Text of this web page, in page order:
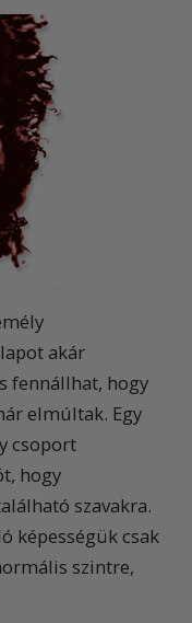
akár
fennállhat, hogy
elmúltak. Egy
csoport
hogy
szavakra.
képességük csak
szintre,